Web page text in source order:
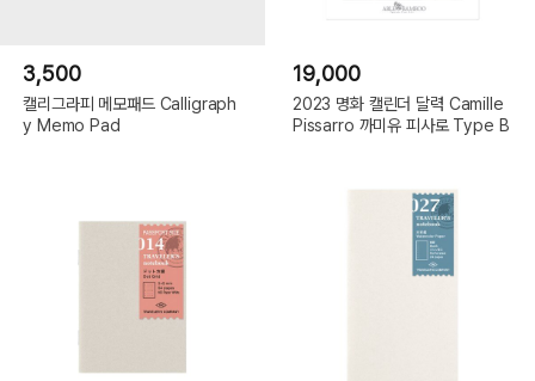
3,500
캘리그라피 메모패드 Calligraph
y Memo Pad
19,000
2023 명화 캘린더 달력 Camille
Pissarro 까미유 피사로 Type B